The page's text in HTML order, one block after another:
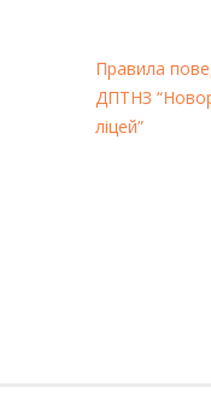
Правила
ДПТНЗ
ліцей”